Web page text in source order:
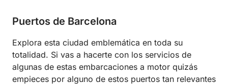
Puertos de Barcelona
Explora esta ciudad emblemática en toda su
totalidad. Si vas a hacerte con los servicios de
algunas de estas embarcaciones a motor quizás
empieces por alguno de estos puertos tan relevantes